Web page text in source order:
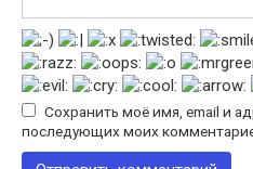
Сохранить моё имя, email и
последующих моих